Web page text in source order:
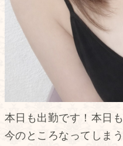
本日も出勤です！本日
今のところなってしま